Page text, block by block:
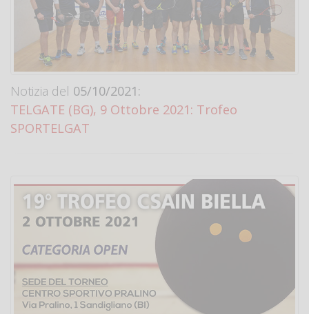
Notizia del 05/10/2021:
TELGATE (BG), 9 Ottobre 2021: Trofeo
SPORTELGAT